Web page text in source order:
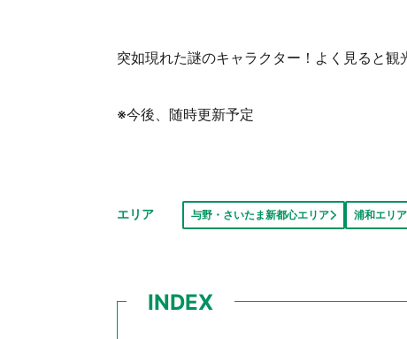
突如現れた謎のキャラクター！よく見ると
※今後、随時更新予定
エリア 与野・さいたま新都心エリア 浦和エリア
INDEX